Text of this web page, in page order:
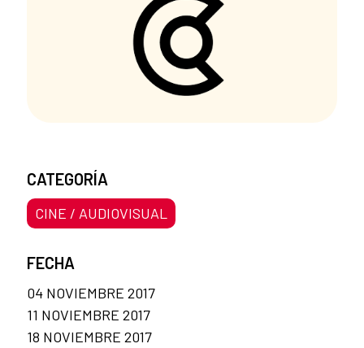
CATEGORÍA
CINE / AUDIOVISUAL
FECHA
04 NOVIEMBRE 2017
11 NOVIEMBRE 2017
18 NOVIEMBRE 2017